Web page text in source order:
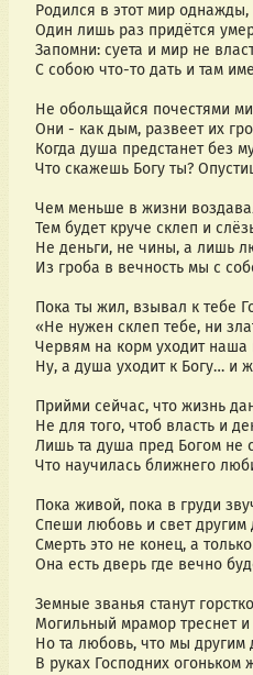
Родился в этот мир однажды,
Один лишь раз придётся
Запомни: суета и мир не
С собою что-то дать и там
Не обольщайся почестями
Они - как дым, развеет их
Когда душа предстанет без
Что скажешь Богу ты?
Чем меньше в жизни
Тем будет круче склеп и
Не деньги, не чины, а лишь
Из гроба в вечность мы с
Пока ты жил, взывал к тебе
«Не нужен склеп тебе, ни
Червям на корм уходит наша
Ну, а душа уходит к Богу… и
Прийми сейчас, что жизнь
Не для того, чтоб власть и
Лишь та душа пред Богом не
Что научилась ближнего
Пока живой, пока в груди
Спеши любовь и свет другим
Смерть это не конец, а
Она есть дверь где вечно
Земные званья станут
Могильный мрамор треснет и
Но та любовь, что мы другим
В руках Господних огоньком